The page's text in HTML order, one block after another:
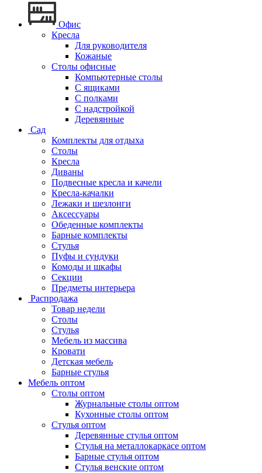
Офис
Кресла
Для руководителя
Кожаные
Столы офисные
Компьютерные столы
С ящиками
С полками
С надстройкой
Деревянные
Сад
Комплекты для отдыха
Столы
Кресла
Диваны
Подвесные кресла и качели
Кресла-качалки
Лежаки и шезлонги
Аксессуары
Обеденные комплекты
Барные комплекты
Стулья
Пуфы и сундуки
Комоды и шкафы
Секции
Предметы интерьера
Распродажа
Товар недели
Столы
Стулья
Мебель из массива
Кровати
Детская мебель
Барные стулья
Мебель оптом
Столы оптом
Журнальные столы оптом
Кухонные столы оптом
Стулья оптом
Деревянные стулья оптом
Стулья на металлокаркасе оптом
Барные стулья оптом
Стулья венские оптом